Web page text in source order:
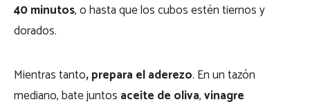
40 minutos, o hasta que los cubos estén tiernos y
dorados.
Mientras tanto, prepara el aderezo. En un tazón
mediano, bate juntos aceite de oliva,vinagre